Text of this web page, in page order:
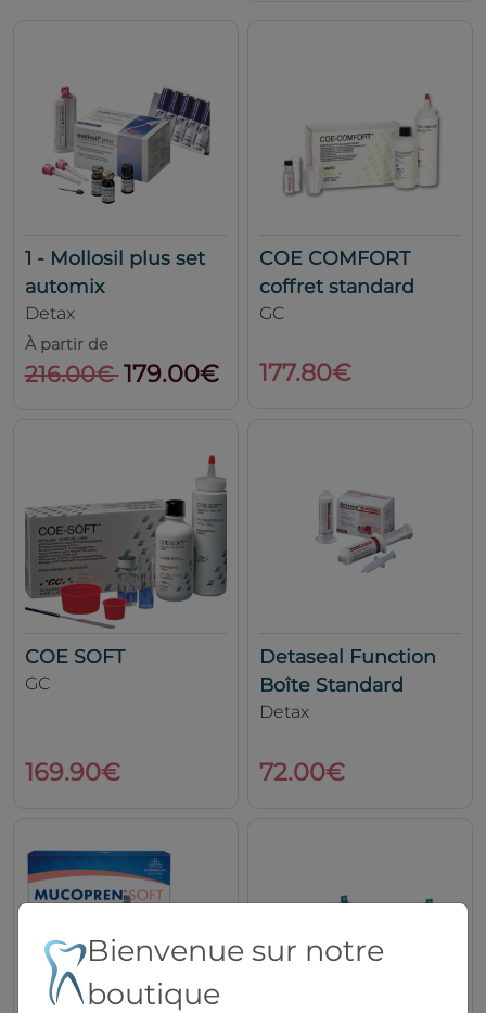
1 - Mollosil plus set
automix
Detax
À partir de
216.00€179.00€
COE COMFORT
coffret standard
GC
177.80€
COE SOFT
GC
169.90€
Detaseal Function
Boîte Standard
Detax
72.00€
Bienvenue sur notre
boutique